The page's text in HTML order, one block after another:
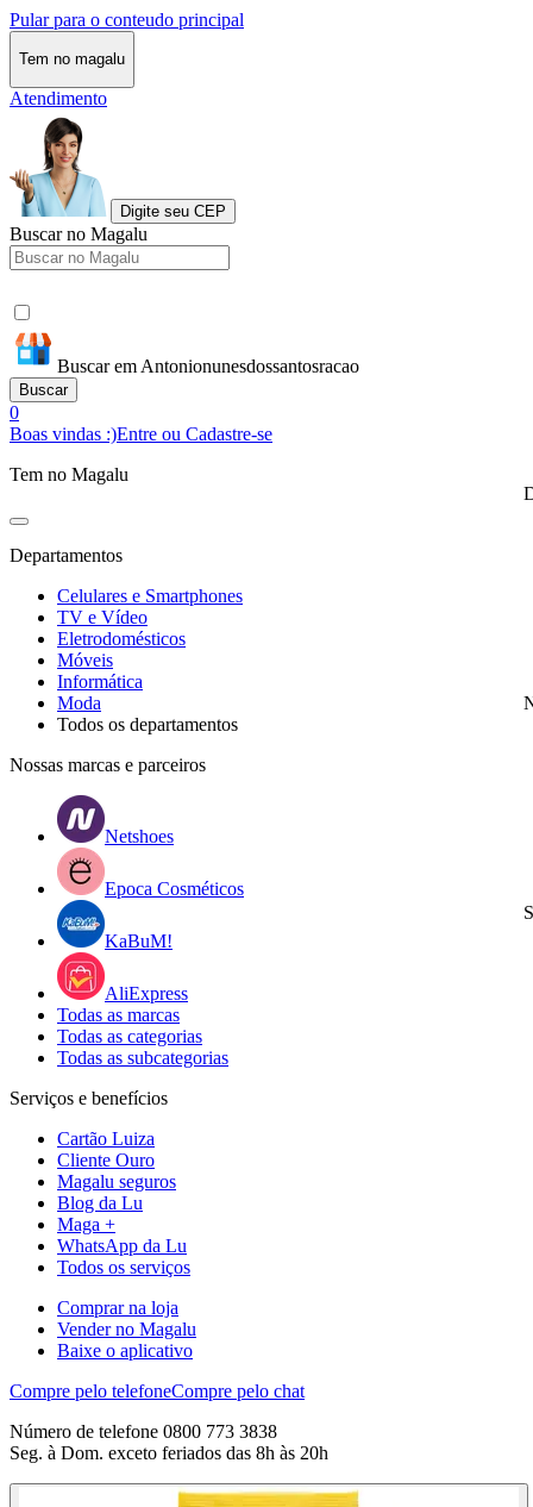
Pular para o conteudo principal
Tem no magalu
Atendimento
Digite seu CEP
Buscar no Magalu
Buscar em Antonionunesdossantosracao
Buscar
0
Boas vindas :)Entre ou Cadastre-se
Tem no Magalu
Departamentos
Celulares e Smartphones
TV e Vídeo
Eletrodomésticos
Móveis
Informática
Moda
Todos os departamentos
Nossas marcas e parceiros
Netshoes
Epoca Cosméticos
KaBuM!
AliExpress
Todas as marcas
Todas as categorias
Todas as subcategorias
Serviços e benefícios
Cartão Luiza
Cliente Ouro
Magalu seguros
Blog da Lu
Maga +
WhatsApp da Lu
Todos os serviços
Comprar na loja
Vender no Magalu
Baixe o aplicativo
Compre pelo telefoneCompre pelo chat
Número de telefone 0800 773 3838
Seg. à Dom. exceto feriados das 8h às 20h